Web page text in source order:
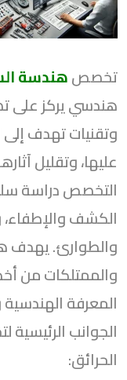
تخصصهندسة
هندسي يركز على
وتقنيات تهدف إلى
عليها، وتقليل
التخصص دراسة
الكشف والإطفاء،
والطوارئ. يهدف
والممتلكات من
المعرفة
الجوانب
الحرائق: